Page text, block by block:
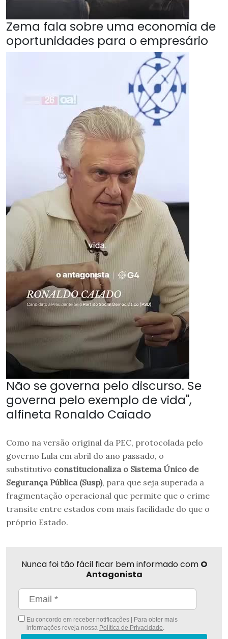
Zema fala sobre uma economia de
oportunidades para o empresário
Não se governa pelo discurso. Se
governa pelo exemplo de vida",
alfineta Ronaldo Caiado
Como na versão original da PEC, protocolada pelo
governo Lula em abril do ano passado, o
substitutivo constitucionaliza o Sistema Único de
Segurança Pública (Susp), para que seja superada a
fragmentação operacional que permite que o crime
transite entre estados com mais facilidade do que o
próprio Estado.
Nunca foi tão fácil ficar bem informado com O
Antagonista
Eu concordo em receber notificações | Para obter mais
informações reveja nossa Política de Privacidade.